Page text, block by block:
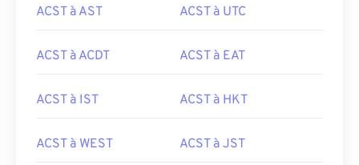
ACST à AST ACST à UTC
ACST à ACDT ACST à EAT
ACST à IST ACST à HKT
ACST à WEST ACST à JST